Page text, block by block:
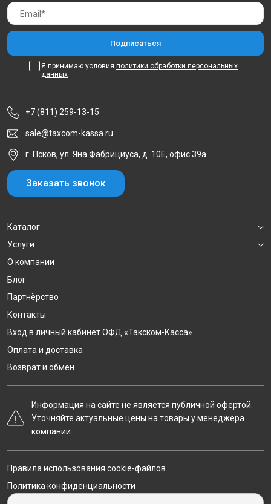
Я принимаю условия политики обработки персональных
данных
+7 (811) 259-13-15
sale@taxcom-kassa.ru
г. Псков, ул. Яна Фабрициуса, д. 10Е, офис 39а
Заказать звонок
Каталог
Услуги
О компании
Блог
Партнёрство
Контакты
Вход в личный кабинет ОФД «Такском-Касса»
Оплата и доставка
Возврат и обмен
Информация на сайте не является публичной офертой.
Уточняйте актуальные цены на товары у менеджера
компании.
Правила использования cookie-файлов
Политика конфиденциальности